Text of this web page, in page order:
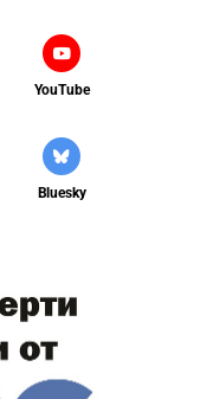
YouTube
Bluesky